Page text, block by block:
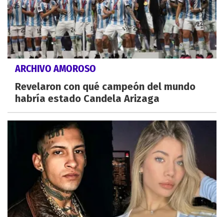
ARCHIVO AMOROSO
Revelaron con qué campeón del mundo
habría estado Candela Arizaga